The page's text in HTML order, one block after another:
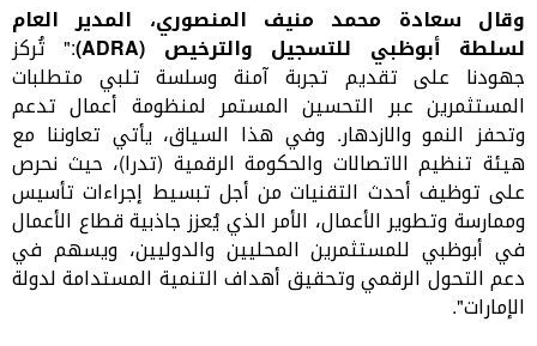
وقال سعادة محمد منيف المنصوري، المدير العام
لسلطة أبوظبي للتسجيل والترخيص (ADRA
)
:" تُركز
جهودنا على تقديم تجربة آمنة وسلسة تلبي متطلبات
المستثمرين عبر التحسين المستمر لمنظومة أعمال تدعم
وتحفز النمو والازدهار. وفي هذا السياق، يأتي تعاوننا مع
هيئة تنظيم الاتصالات والحكومة الرقمية (تدرا)، حيث نحرص
على توظيف أحدث التقنيات من أجل تبسيط إجراءات تأسيس
وممارسة وتطوير الأعمال، الأمر الذي يُعزز جاذبية قطاع الأعمال
في أبوظبي للمستثمرين المحليين والدوليين، ويسهم في
دعم التحول الرقمي وتحقيق أهداف التنمية المستدامة لدولة
الإمارات".